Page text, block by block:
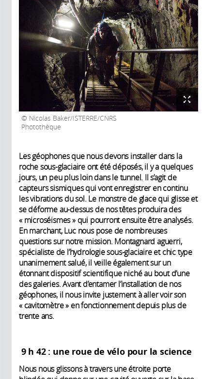
Nicolas Baker/ISTERRE/CNRS
Photothèque
Les géophones que nous devons installer dans la
roche sous-glaciaire ont été déposés, il y a quelques
jours, un peu plus loin dans le tunnel. Il s’agit de
capteurs sismiques qui vont enregistrer en continu
les vibrations du sol. Le monstre de glace qui glisse et
se déforme au-dessus de nos têtes produira des
« microséismes » qui pourront ensuite être analysés.
En marchant, Luc nous pose de nombreuses
questions sur notre mission. Montagnard aguerri,
spécialiste de l’hydrologie sous-glaciaire et chic type
unanimement salué, il veille également sur un
étonnant dispositif scientifique niché au bout d’une
des galeries. Avant d’entamer l’installation de nos
géophones, il nous invite justement à aller voir son
« cavitomètre » en fonctionnement depuis plus de
trente ans.
9 h 42 : une roue de vélo pour la science
Nous nous glissons à travers une étroite porte